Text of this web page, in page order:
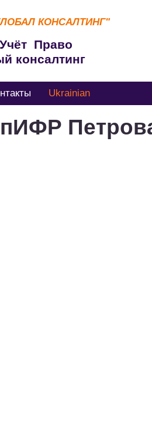
КОНСАЛТИНГ"
Право
консалтинг
Ukrainian